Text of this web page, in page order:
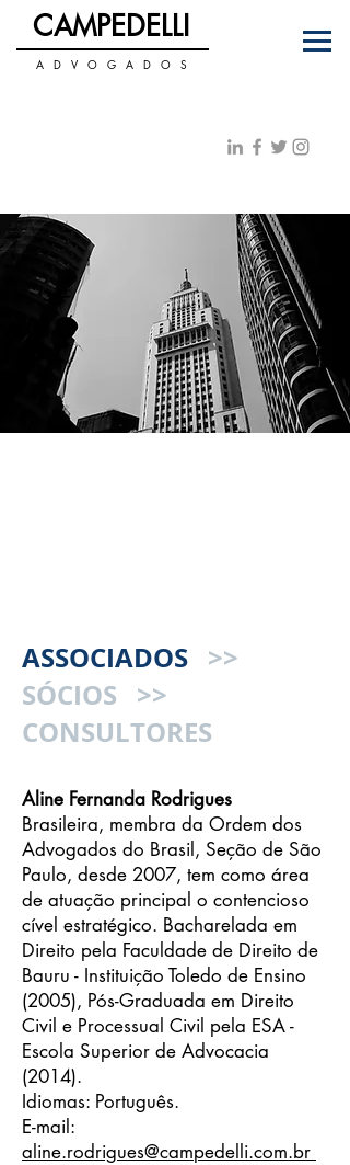
CAMPEDELLI
A D V O G A D O S
ASSOCIADOS >>
SÓCIOS >>
CONSULTORES
Aline Fernanda Rodrigues
Brasileira, membra da Ordem dos
Advogados do Brasil, Seção de São
Paulo, desde 2007, tem como área
de atuação principal o contencioso
cível estratégico. Bacharelada em
Direito pela Faculdade de Direito de
Bauru - Instituição Toledo de Ensino
(2005), Pós-Graduada em Direito
Civil e Processual Civil pela ESA -
Escola Superior de Advocacia
(2014).
Idiomas: Português.
E-mail:
aline.rodrigues@campedelli.com.br